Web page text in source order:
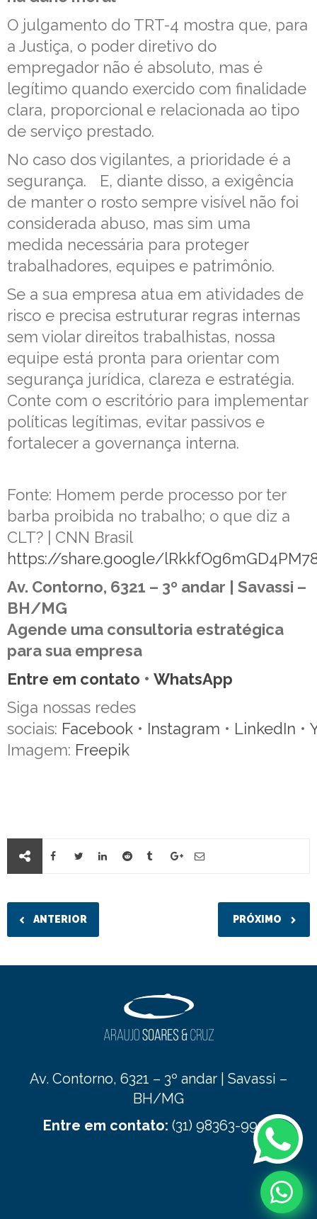
O julgamento do TRT-4 mostra que, para
a Justiça, o poder diretivo do
empregador não é absoluto, mas é
legítimo quando exercido com finalidade
clara, proporcional e relacionada ao tipo
de serviço prestado.
No caso dos vigilantes, a prioridade é a
segurança. E, diante disso, a exigência
de manter o rosto sempre visível não foi
considerada abuso, mas sim uma
medida necessária para proteger
trabalhadores, equipes e patrimônio.
Se a sua empresa atua em atividades de
risco e precisa estruturar regras internas
sem violar direitos trabalhistas, nossa
equipe está pronta para orientar com
segurança jurídica, clareza e estratégia.
Conte com o escritório para implementar
políticas legítimas, evitar passivos e
fortalecer a governança interna.
Fonte: Homem perde processo por ter
barba proibida no trabalho; o que diz a
CLT? | CNN Brasil
https://share.google/
Av. Contorno, 6321 – 3º andar | Savassi –
BH/MG
Agende uma consultoria estratégica
para sua empresa
Entre em contato • WhatsApp
Siga nossas redes
sociais: Facebook • Instagram • LinkedIn •
Imagem: Freepik
PRÓXIMO
ANTERIOR
Av. Contorno, 6321 – 3º andar | Savassi –
BH/MG
Entre em contato: (31) 98363-9900